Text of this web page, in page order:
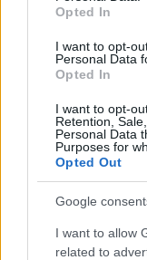
Opted In
I want to opt-
Personal Data
Opted In
I want to opt-
Retention,
Personal Data
Purposes for
Opted Out
Google
I want to allow
related to
visszacsatolt
Bácskában
ott már 20-22
fővárosban
munkára volt
váltását
vezették be,
Áttúrtuk a
én, hajnali 3